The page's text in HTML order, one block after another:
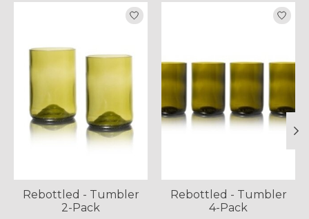
Items van productcarrousel
Rebottled - Tumbler
2-Pack
Rebottled - Tumbler
4-Pack